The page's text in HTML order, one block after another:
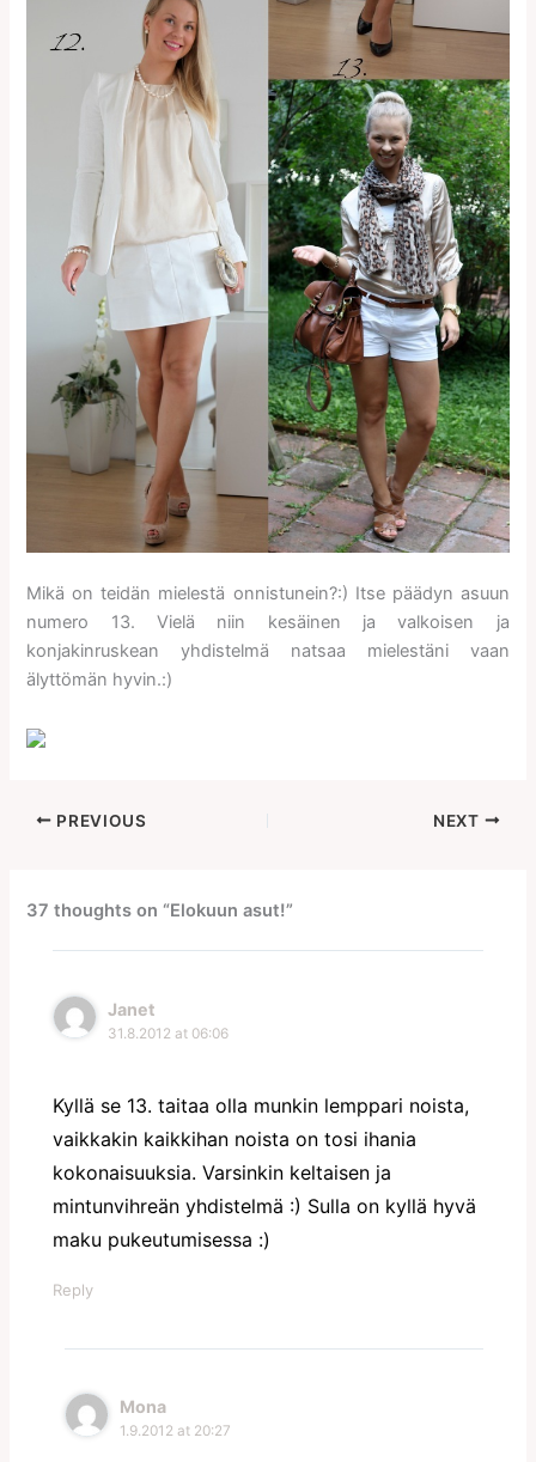
Mikä on teidän mielestä onnistunein?:) Itse päädyn asuun
numero 13. Vielä niin kesäinen ja valkoisen ja
konjakinruskean yhdistelmä natsaa mielestäni vaan
älyttömän hyvin.:)
PREVIOUS NEXT
37 thoughts on “Elokuun asut!”
Janet
31.8.2012 at 06:06
Kyllä se 13. taitaa olla munkin lemppari noista,
vaikkakin kaikkihan noista on tosi ihania
kokonaisuuksia. Varsinkin keltaisen ja
mintunvihreän yhdistelmä :) Sulla on kyllä hyvä
maku pukeutumisessa :)
Reply
Mona
1.9.2012 at 20:27